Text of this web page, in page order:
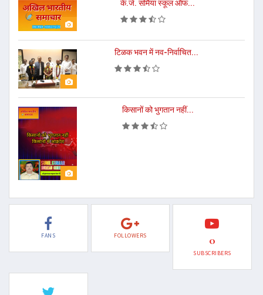
के.जे. सोमैया स्कूल ऑफ...
टिळक भवन में नव-निर्वाचित...
किसानों को भुगतान नहीं...
FANS FOLLOWERS 0
SUBSCRIBERS